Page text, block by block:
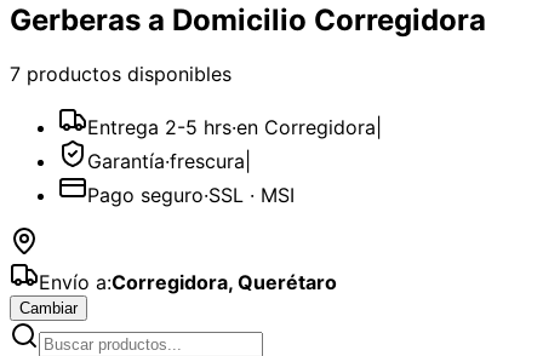
Gerberas a Domicilio Corregidora
7 productos disponibles
Entrega 2-5 hrs·en Corregidora
Garantía·frescura
Pago seguro·SSL · MSI
Envío a:Corregidora, Querétaro
Cambiar
Catálogo deGerberas